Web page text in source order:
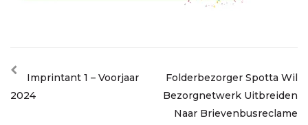
Imprintant 1 – Voorjaar
2024
Folderbezorger Spotta Wil
Bezorgnetwerk Uitbreiden
Naar Brievenbusreclame